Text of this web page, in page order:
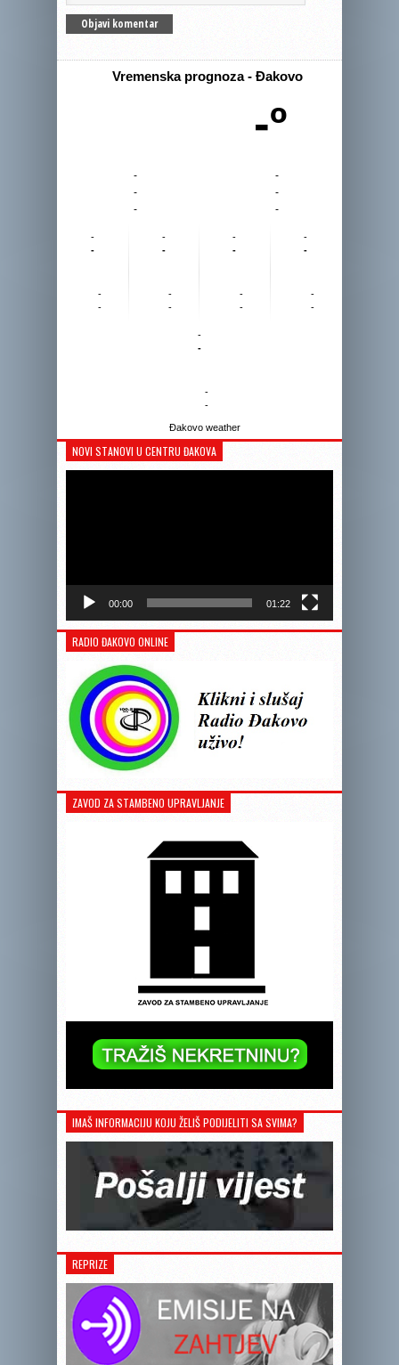
Vremenska prognoza - Đakovo
-º
-
-
-
-
-
-
-
-
-
-
-
-
-
-
-
-
-
-
-
-
-
-
-
-
-
-
Đakovo weather
NOVI STANOVI U CENTRU ĐAKOVA
00:00 01:22
RADIO ĐAKOVO ONLINE
ZAVOD ZA STAMBENO UPRAVLJANJE
IMAŠ INFORMACIJU KOJU ŽELIŠ PODIJELITI SA SVIMA?
REPRIZE